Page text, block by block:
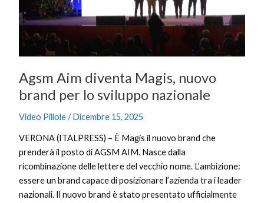
Agsm Aim diventa Magis, nuovo
brand per lo sviluppo nazionale
Video Pillole/Dicembre 15, 2025
VERONA (ITALPRESS) – È Magis il nuovo brand che
prenderà il posto di AGSM AIM. Nasce dalla
ricombinazione delle lettere del vecchio nome. L’ambizione:
essere un brand capace di posizionare l’azienda tra i leader
nazionali. Il nuovo brand è stato presentato ufficialmente
brand
per
lo
sviluppo